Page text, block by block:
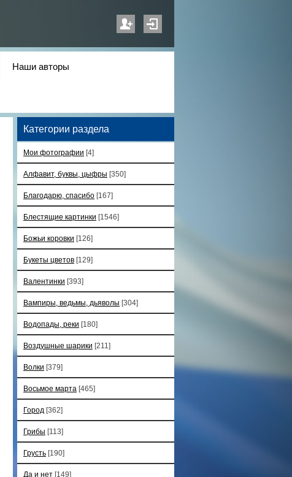
Наши авторы
Категории раздела
Мои фотографии [4]
Алфавит, буквы, цыфры [350]
Благодарю, спасибо [167]
Блестящие картинки [1546]
Божьи коровки [126]
Букеты цветов [129]
Валентинки [393]
Вампиры, ведьмы, дьяволы [304]
Водопады, реки [180]
Воздушные шарики [211]
Волки [379]
Восьмое марта [465]
Город [362]
Грибы [113]
Грусть [190]
Да и нет [149]